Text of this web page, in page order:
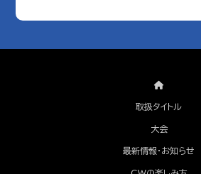
取扱タイトル
大会
最新情報・お知らせ